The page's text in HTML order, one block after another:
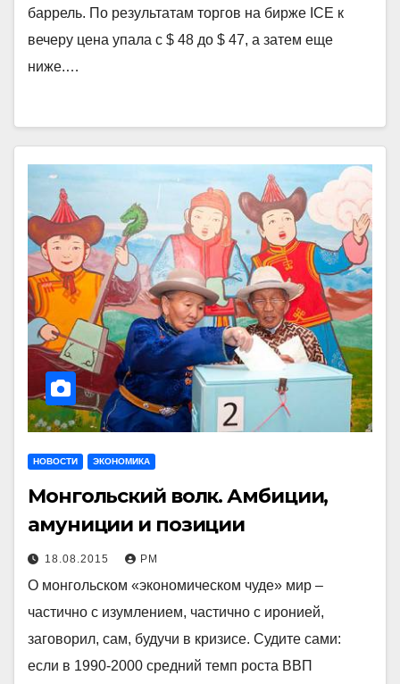
баррель. По результатам торгов на бирже ICE к
вечеру цена упала с $ 48 до $ 47, а затем еще
ниже.…
НОВОСТИ ЭКОНОМИКА
Монгольский волк. Амбиции,
амуниции и позиции
18.08.2015 РМ
О монгольском «экономическом чуде» мир –
частично с изумлением, частично с иронией,
заговорил, сам, будучи в кризисе. Судите сами:
если в 1990-2000 средний темп роста ВВП